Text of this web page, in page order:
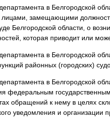
в Белгородской
замещающими
Белгородской области, о
которая приводит или
в Белгородской
районных (городских)
в Белгородской
федеральным
обращений к нему в целях
уведомления и